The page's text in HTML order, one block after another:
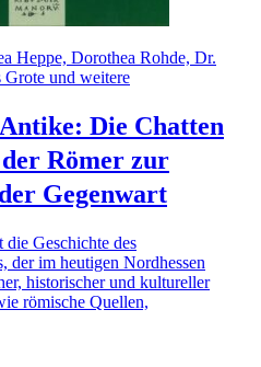
Heppe, Dorothea Rohde, Dr.
und weitere
Die Chatten
Römer zur
Gegenwart
die Geschichte des
der im heutigen Nordhessen
historischer und kultureller
römische Quellen,